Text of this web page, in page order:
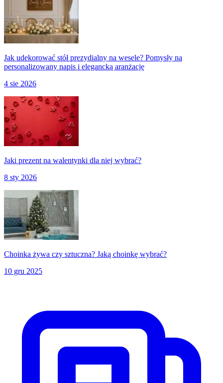
Jak udekorować stół prezydialny na wesele? Pomysły na
personalizowany napis i elegancką aranżację
4 sie 2026
Jaki prezent na walentynki dla niej wybrać?
8 sty 2026
Choinka żywa czy sztuczna? Jaką choinkę wybrać?
10 gru 2025